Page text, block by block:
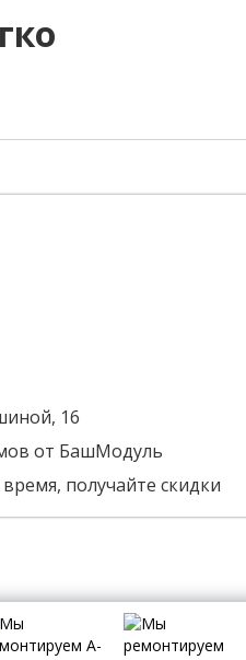
16
от БашМодуль
получайте скидки